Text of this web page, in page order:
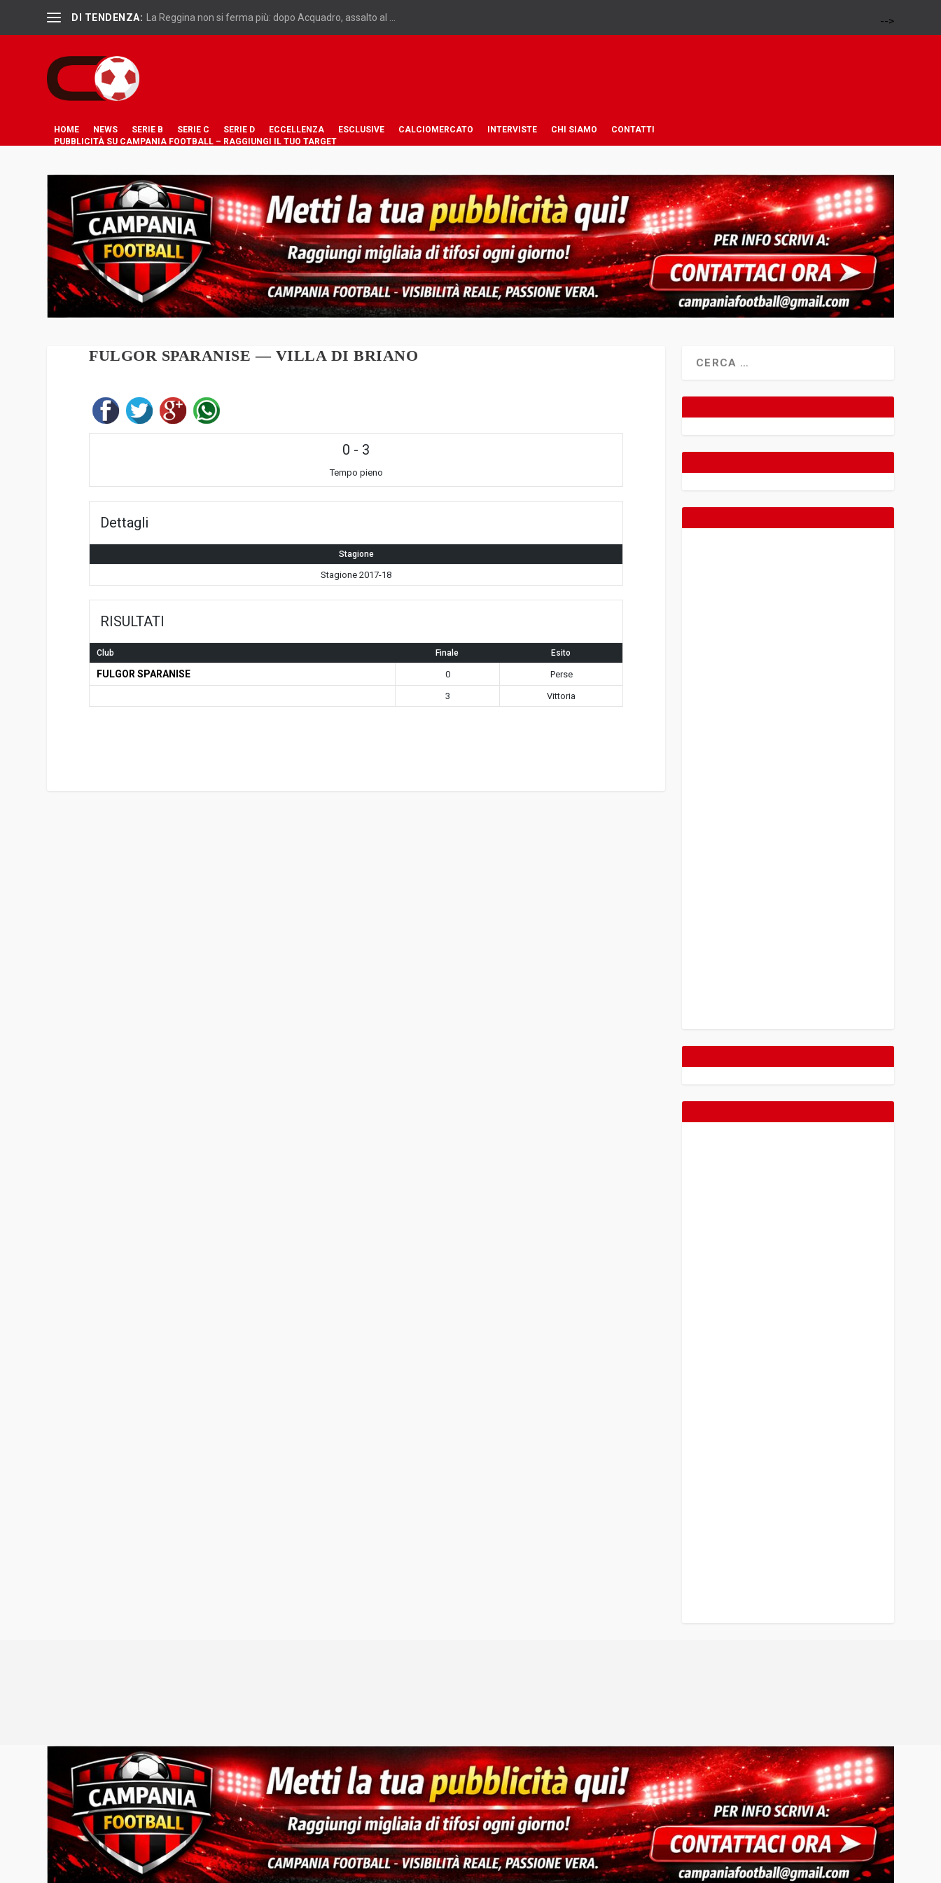
DI TENDENZA: La Reggina non si ferma più: dopo Acquadro, assalto al ... -->
HOME NEWS SERIE B SERIE C SERIE D ECCELLENZA ESCLUSIVE CALCIOMERCATO INTERVISTE CHI SIAMO
CONTATTI
PUBBLICITÀ SU CAMPANIA FOOTBALL – RAGGIUNGI IL TUO TARGET
FULGOR SPARANISE — VILLA DI BRIANO
0 - 3
Tempo pieno
Dettagli
Stagione
Stagione 2017-18
RISULTATI
Club Finale Esito
FULGOR SPARANISE 0 Perse
3 Vittoria